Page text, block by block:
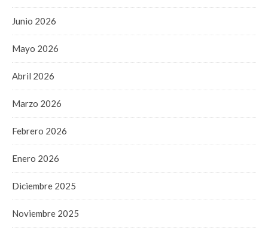
Junio 2026
Mayo 2026
Abril 2026
Marzo 2026
Febrero 2026
Enero 2026
Diciembre 2025
Noviembre 2025